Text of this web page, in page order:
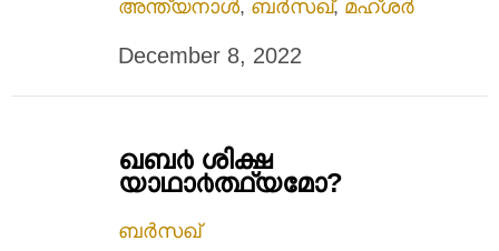
അന്ത്യനാൾ, ബർസഖ്, മഹ്ശർ
December 8, 2022
ഖബ൪ ശിക്ഷ
യാഥാ൪ത്ഥ്യമോ?
ബർസഖ്